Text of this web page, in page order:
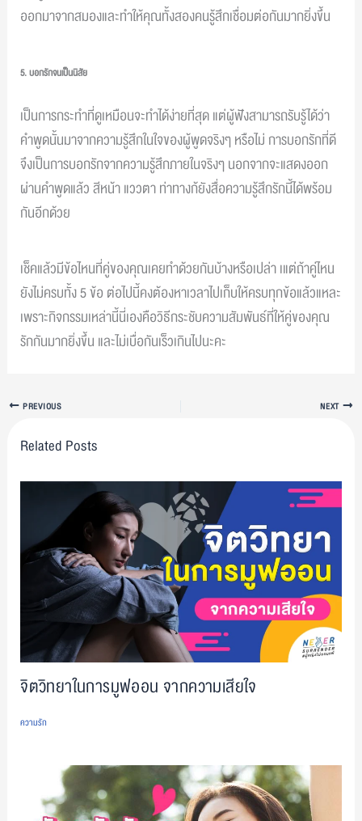
ออกมาจากสมองและทำให้คุณทั้งสองคนรู้สึกเชื่อมต่อกันมากยิ่งขึ้น
5. บอกรักจนเป็นนิสัย
เป็นการกระทำที่ดูเหมือนจะทำได้ง่ายที่สุด แต่ผู้ฟังสามารถรับรู้ได้ว่า
คำพูดนั้นมาจากความรู้สึกในใจของผู้พูดจริงๆ หรือไม่ การบอกรักที่ดี
จึงเป็นการบอกรักจากความรู้สึกภายในจริงๆ นอกจากจะแสดงออก
ผ่านคำพูดแล้ว สีหน้า แววตา ท่าทางก้ยังสื่อความรู้สึกรักนี้ได้พร้อม
กันอีกด้วย
เช็คแล้วมีข้อไหนที่คู่ของคุณเคยทำด้วยกันบ้างหรือเปล่า เแต่ถ้าคู่ไหน
ยังไม่ครบทั้ง 5 ข้อ ต่อไปนี้คงต้องหาเวลาไปเก็บให้ครบทุกข้อแล้วแหละ
เพราะกิจกรรมเหล่านี้นี่เองคือวิธีกระชับความสัมพันธ์ที่ให้คู่ของคุณ
รักกันมากยิ่งขึ้น และไม่เบื่อกันเร็วเกินไปนะคะ
PREVIOUS NEXT
Related Posts
จิตวิทยาในการมูฟออน จากความเสียใจ
ความรัก